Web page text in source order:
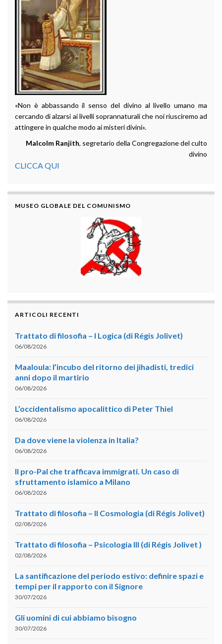
«Non è abbassando il senso del divino al livello umano ma
cercando di alzarsi ai livelli soprannaturali che noi riusciremo ad
attingere in qualche modo ai misteri divini».
Malcolm Ranjith, segretario della Congregazione del culto
divino
CLICCA QUI
MUSEO GLOBALE DEL COMUNISMO
ARTICOLI RECENTI
Trattato di filosofia – I Logica (di Régis Jolivet)
06/08/2026
Maaloula: l’incubo del ritorno dei jihadisti, tredici
anni dopo il martirio
06/08/2026
L’occidentalismo apocalittico di Peter Thiel
06/08/2026
Da dove viene la violenza in Italia?
06/08/2026
Il pro-Pal che trafficava immigrati. Un caso di
sfruttamento islamico a Milano
06/08/2026
Trattato di filosofia – II Cosmologia (di Régis Jolivet)
02/08/2026
Trattato di filosofia – Psicologia III (di Régis Jolivet )
02/08/2026
La santificazione del periodo estivo: definire spazi e
tempi per il rapporto con il Signore
30/07/2026
Gli uomini di cui abbiamo bisogno
30/07/2026